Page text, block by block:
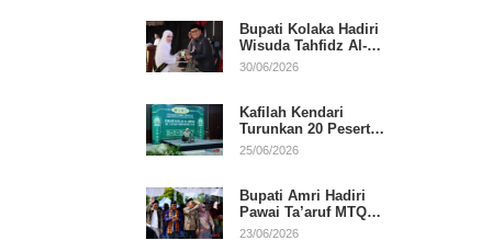
Bupati Kolaka Hadiri
Wisuda Tahfidz Al-
Qur’an, Komitmen
30/06/2026
Kafilah Kendari
Turunkan 20 Peserta
pada Hari Pertama
25/06/2026
Bupati Amri Hadiri
Pawai Ta’aruf MTQ
XXXI Sultra, Beri
23/06/2026